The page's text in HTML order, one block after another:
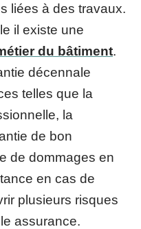
liées à des travaux.
il existe une
du bâtiment.
décennale
telles que la
la
de bon
de dommages en
en cas de
plusieurs risques
assurance.